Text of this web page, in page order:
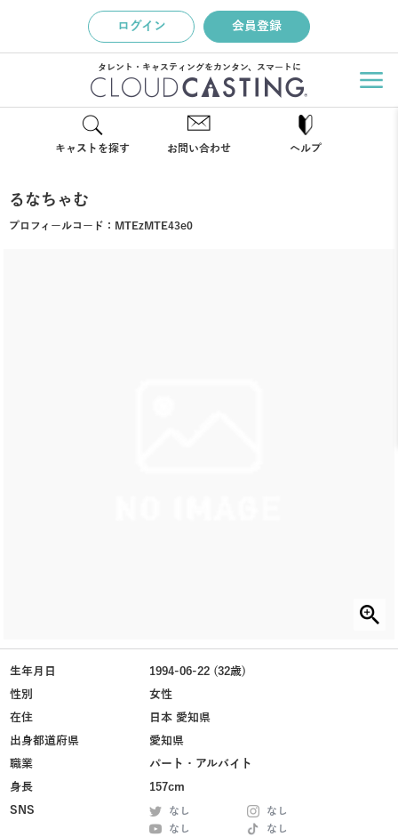
ログイン 会員登録
タレント・キャスティングをカンタン、スマートに
キャストを探す お問い合わせ ヘルプ
るなちゃむ
プロフィールコード： MTEzMTE43e0
生年月日
1994-06-22 (32歳)
性別
女性
在住
日本 愛知県
出身都道府県
愛知県
職業
パート・アルバイト
身長
157cm
SNS
なし
なし
なし
なし